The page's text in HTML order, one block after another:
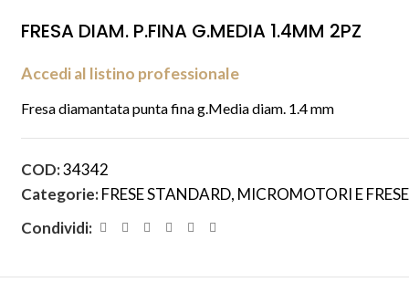
FRESA DIAM. P.FINA G.MEDIA 1.4MM 2PZ
Accedi al listino professionale
Fresa diamantata punta fina g.Media diam. 1.4 mm
COD:34342
Categorie:FRESE STANDARD, MICROMOTORI E FRESE
Condividi: